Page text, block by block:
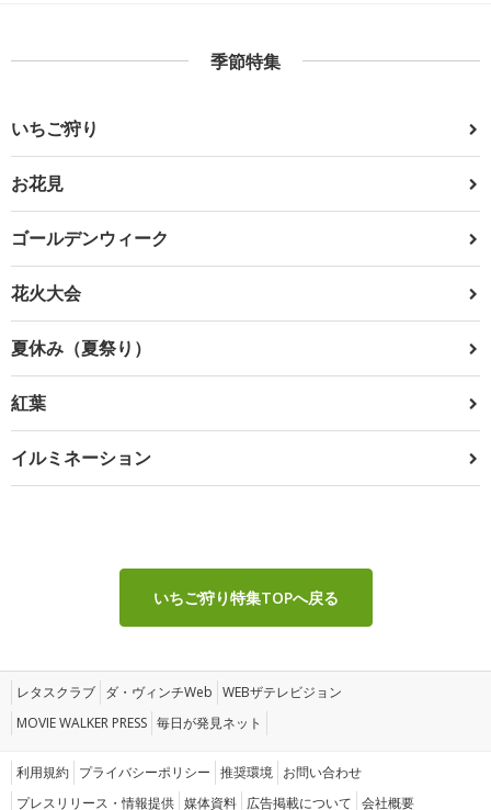
季節特集
いちご狩り
お花見
ゴールデンウィーク
花火大会
夏休み（夏祭り）
紅葉
イルミネーション
いちご狩り特集TOPへ戻る
レタスクラブ ダ・ヴィンチWeb WEBザテレビジョン
MOVIE WALKER PRESS 毎日が発見ネット
利用規約 プライバシーポリシー 推奨環境 お問い合わせ
プレスリリース・情報提供 媒体資料 広告掲載について 会社概要